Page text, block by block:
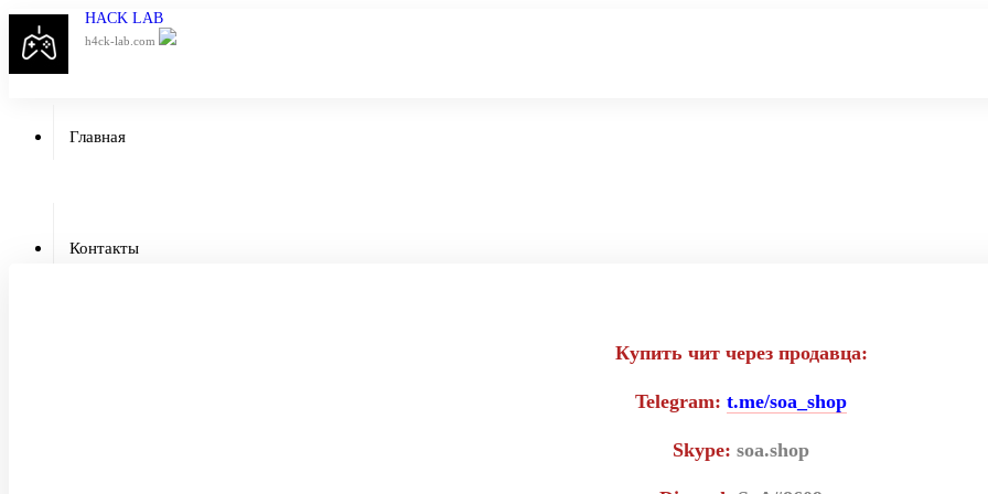
HACK LAB
h4ck-lab.com
Главная
Контакты
Купить чит через продавца:
Telegram: t.me/soa_shop
Skype: soa.shop